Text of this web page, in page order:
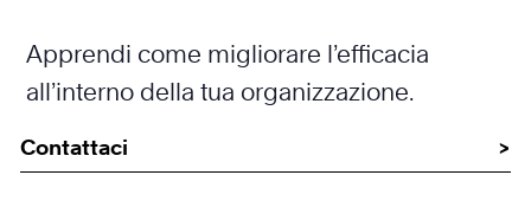
Apprendi come migliorare l’efficacia
all’interno della tua organizzazione.
Contattaci